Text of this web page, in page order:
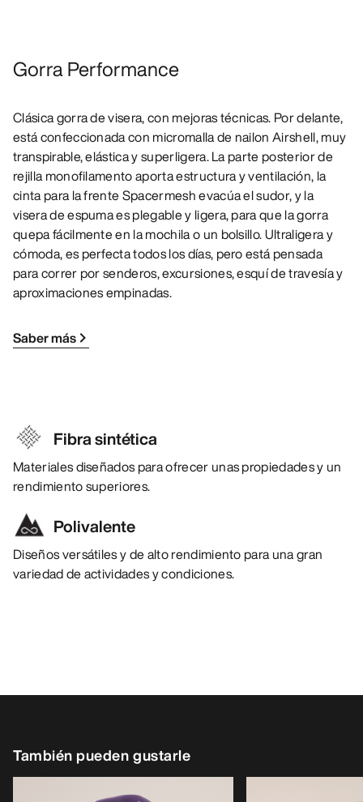
Gorra Performance
Clásica gorra de visera, con mejoras técnicas. Por delante,
está confeccionada con micromalla de nailon Airshell, muy
transpirable, elástica y superligera. La parte posterior de
rejilla monofilamento aporta estructura y ventilación, la
cinta para la frente Spacermesh evacúa el sudor, y la
visera de espuma es plegable y ligera, para que la gorra
quepa fácilmente en la mochila o un bolsillo. Ultraligera y
cómoda, es perfecta todos los días, pero está pensada
para correr por senderos, excursiones, esquí de travesía y
aproximaciones empinadas.
Saber más
Fibra sintética
Materiales diseñados para ofrecer unas propiedades y un
rendimiento superiores.
Polivalente
Diseños versátiles y de alto rendimiento para una gran
variedad de actividades y condiciones.
También pueden gustarle